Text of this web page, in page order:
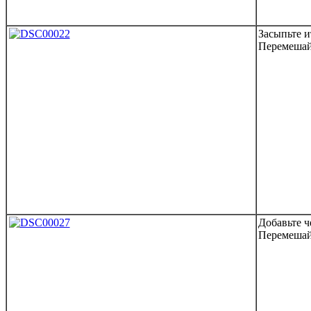
Засыпьте
Добавьте